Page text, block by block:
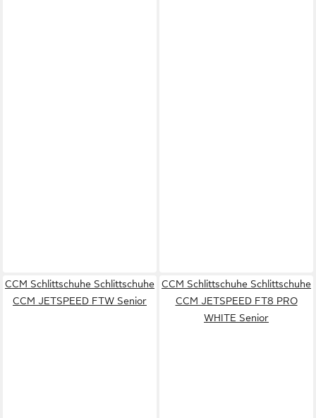
CCM Schlittschuhe Schlittschuhe
CCM JETSPEED FTW Senior
CCM Schlittschuhe Schlittschuhe
CCM JETSPEED FT8 PRO
WHITE Senior